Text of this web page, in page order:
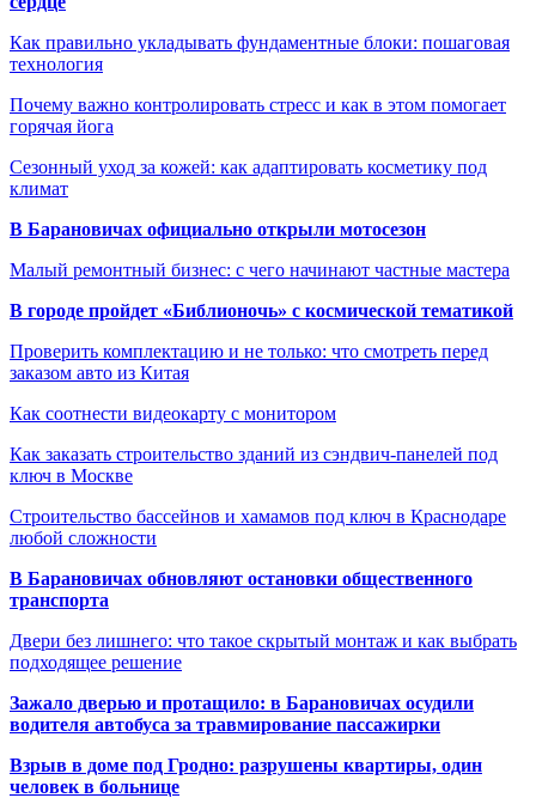
Как правильно укладывать фундаментные блоки: пошаговая
технология
Почему важно контролировать стресс и как в этом помогает
горячая йога
Сезонный уход за кожей: как адаптировать косметику под
климат
В Барановичах официально открыли мотосезон
Малый ремонтный бизнес: с чего начинают частные мастера
В городе пройдет «Библионочь» с космической тематикой
Проверить комплектацию и не только: что смотреть перед
заказом авто из Китая
Как соотнести видеокарту с монитором
Как заказать строительство зданий из сэндвич-панелей под
ключ в Москве
Строительство бассейнов и хамамов под ключ в Краснодаре
любой сложности
В Барановичах обновляют остановки общественного
транспорта
Двери без лишнего: что такое скрытый монтаж и как выбрать
подходящее решение
Зажало дверью и протащило: в Барановичах осудили
водителя автобуса за травмирование пассажирки
Взрыв в доме под Гродно: разрушены квартиры, один
человек в больнице